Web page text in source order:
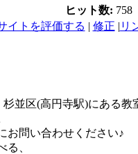
ヒット数: 758
イトを評価する | 修正 | リ
並区(高円寺駅)にある教
お問い合わせください♪
る、